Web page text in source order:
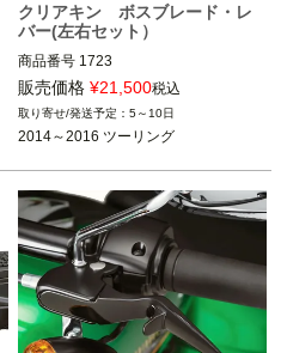
クリアキン ボスブレード・レ
バー(左右セット）
商品番号 1723
2014～2016 ツーリング ※ハイドロク
ラッチ車
※FLHR/C、トライクは不可
kuryakyn（クリアキン）
販売価格 ¥21,500税込
5～10日
2014～2016 ツーリング